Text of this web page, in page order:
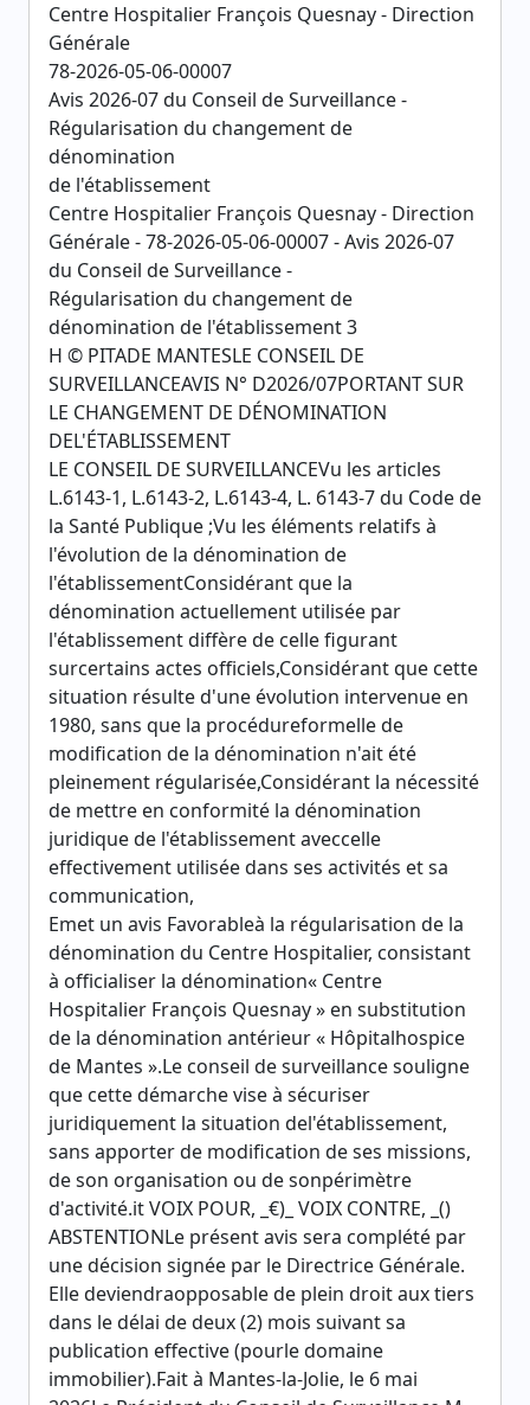
Centre Hospitalier François Quesnay - Direction
Générale
78-2026-05-06-00007
Avis 2026-07 du Conseil de Surveillance -
Régularisation du changement de
dénomination
de l'établissement
Centre Hospitalier François Quesnay - Direction
Générale - 78-2026-05-06-00007 - Avis 2026-07
du Conseil de Surveillance -
Régularisation du changement de
dénomination de l'établissement 3
H © PITADE MANTESLE CONSEIL DE
SURVEILLANCEAVIS N° D2026/07PORTANT SUR
LE CHANGEMENT DE DÉNOMINATION
DEL'ÉTABLISSEMENT
LE CONSEIL DE SURVEILLANCEVu les articles
L.6143-1, L.6143-2, L.6143-4, L. 6143-7 du Code de
la Santé Publique ;Vu les éléments relatifs à
l'évolution de la dénomination de
l'établissementConsidérant que la
dénomination actuellement utilisée par
l'établissement diffère de celle figurant
surcertains actes officiels,Considérant que cette
situation résulte d'une évolution intervenue en
1980, sans que la procédureformelle de
modification de la dénomination n'ait été
pleinement régularisée,Considérant la nécessité
de mettre en conformité la dénomination
juridique de l'établissement aveccelle
effectivement utilisée dans ses activités et sa
communication,
Emet un avis Favorableà la régularisation de la
dénomination du Centre Hospitalier, consistant
à officialiser la dénomination« Centre
Hospitalier François Quesnay » en substitution
de la dénomination antérieur « Hôpitalhospice
de Mantes ».Le conseil de surveillance souligne
que cette démarche vise à sécuriser
juridiquement la situation del'établissement,
sans apporter de modification de ses missions,
de son organisation ou de sonpérimètre
d'activité.it VOIX POUR, _€)_ VOIX CONTRE, _()
ABSTENTIONLe présent avis sera complété par
une décision signée par le Directrice Générale.
Elle deviendraopposable de plein droit aux tiers
dans le délai de deux (2) mois suivant sa
publication effective (pourle domaine
immobilier).Fait à Mantes-la-Jolie, le 6 mai